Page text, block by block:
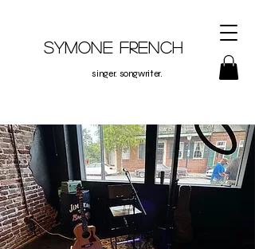
Symone French
singer. songwriter.